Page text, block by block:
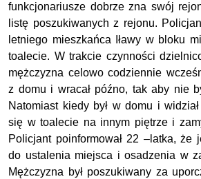
funkcjonariusze dobrze zna swój
listę poszukiwanych z rejonu.
letniego mieszkańca Iławy w bloku
toalecie. W trakcie czynności
mężczyzna celowo codziennie
z domu i wracał późno, tak aby nie
Natomiast kiedy był w domu i
się w toalecie na innym piętrze i
Policjant poinformował 22 –latka, że
do ustalenia miejsca i osadzenia w
Mężczyzna był poszukiwany za